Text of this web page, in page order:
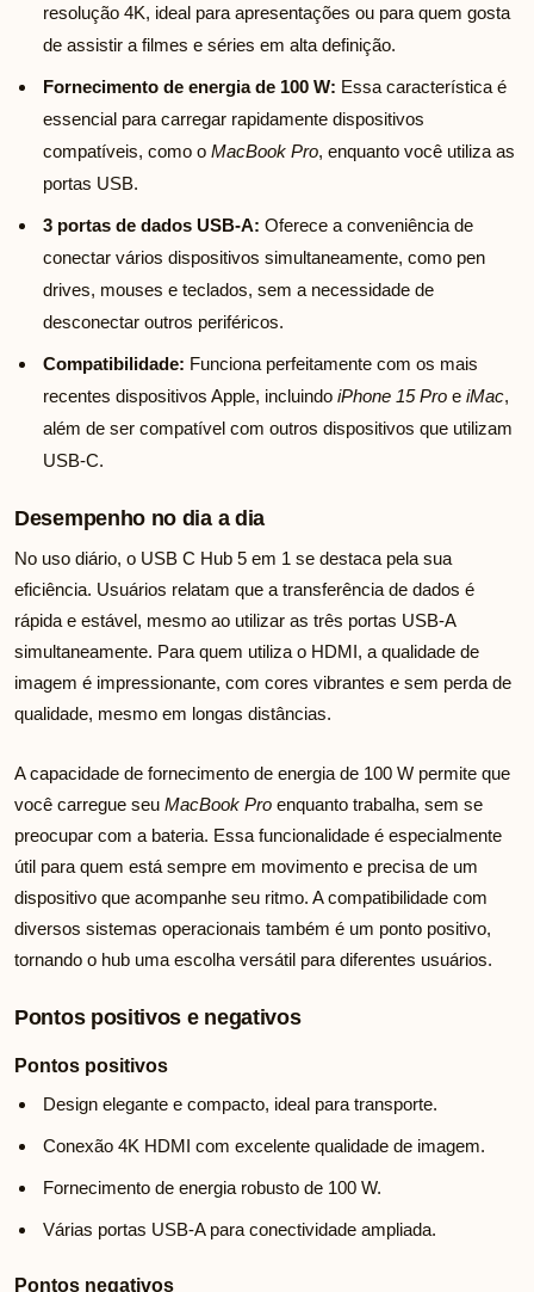
resolução 4K, ideal para apresentações ou para quem gosta
de assistir a filmes e séries em alta definição.
Fornecimento de energia de 100 W: Essa característica é
essencial para carregar rapidamente dispositivos
compatíveis, como o MacBook Pro, enquanto você utiliza as
portas USB.
3 portas de dados USB-A: Oferece a conveniência de
conectar vários dispositivos simultaneamente, como pen
drives, mouses e teclados, sem a necessidade de
desconectar outros periféricos.
Compatibilidade: Funciona perfeitamente com os mais
recentes dispositivos Apple, incluindo iPhone 15 Pro e iMac,
além de ser compatível com outros dispositivos que utilizam
USB-C.
Desempenho no dia a dia
No uso diário, o USB C Hub 5 em 1 se destaca pela sua
eficiência. Usuários relatam que a transferência de dados é
rápida e estável, mesmo ao utilizar as três portas USB-A
simultaneamente. Para quem utiliza o HDMI, a qualidade de
imagem é impressionante, com cores vibrantes e sem perda de
qualidade, mesmo em longas distâncias.
A capacidade de fornecimento de energia de 100 W permite que
você carregue seu MacBook Pro enquanto trabalha, sem se
preocupar com a bateria. Essa funcionalidade é especialmente
útil para quem está sempre em movimento e precisa de um
dispositivo que acompanhe seu ritmo. A compatibilidade com
diversos sistemas operacionais também é um ponto positivo,
tornando o hub uma escolha versátil para diferentes usuários.
Pontos positivos e negativos
Pontos positivos
Design elegante e compacto, ideal para transporte.
Conexão 4K HDMI com excelente qualidade de imagem.
Fornecimento de energia robusto de 100 W.
Várias portas USB-A para conectividade ampliada.
Pontos negativos